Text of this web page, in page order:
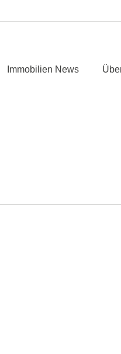
Immobilien News